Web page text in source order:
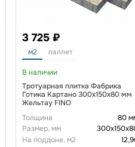
3 725 ₽
м2 паллет
В наличии
Тротуарная плитка Фабрика
Готика Картано 300х150х80 мм
Жельтау FINO
Толщина
80
Размер, мм
На поддоне, м2